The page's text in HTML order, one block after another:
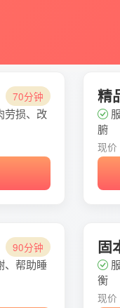
70分钟
劳损、改
精
腑
现价
90分钟
、帮助睡
固
衡
现价